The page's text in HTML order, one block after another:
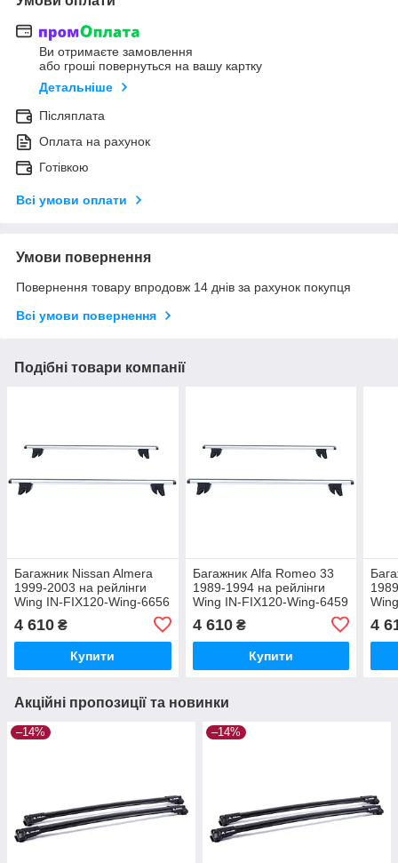
Ви отримаєте замовлення
або гроші повернуться на вашу картку
Детальніше
Післяплата
Оплата на рахунок
Готівкою
Всі умови оплати
Умови повернення
Повернення товару впродовж 14 днів за рахунок покупця
Всі умови повернення
Подібні товари компанії
Багажник Nissan Almera
1999-2003 на рейлінги
Wing IN-FIX120-Wing-6656
4 610 ₴
Купити
Багажник Alfa Romeo 33
1989-1994 на рейлінги
Wing IN-FIX120-Wing-6459
4 610₴
Купити
4
Акційні пропозиції та новинки
–14% –14%